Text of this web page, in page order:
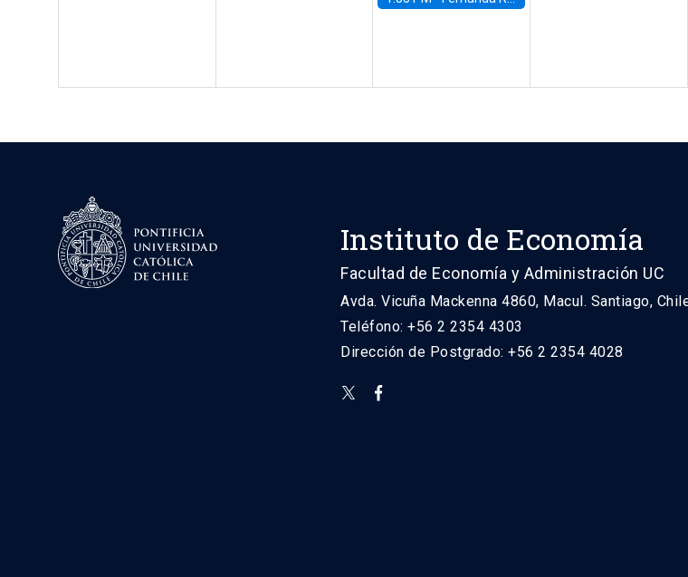
Instituto de Economía
Facultad de Economía y Administración UC
Avda. Vicuña Mackenna 4860, Macul. Santiago,
Teléfono: +56 2 2354 4303
Dirección de Postgrado: +56 2 2354 4028